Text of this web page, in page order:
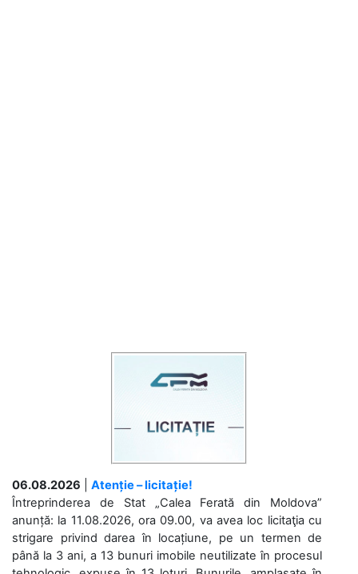
06.08.2026
Atenție – licitație!
Întreprinderea de Stat „Calea Ferată din Moldova”
anunță: la 11.08.2026, ora 09.00, va avea loc licitaţia cu
strigare privind darea în locațiune, pe un termen de
până la 3 ani, a 13 bunuri imobile neutilizate în procesul